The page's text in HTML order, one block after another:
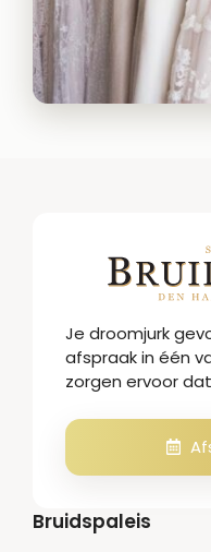
Je droomjurk
afspraak in één
zorgen ervoor
Bruidspaleis